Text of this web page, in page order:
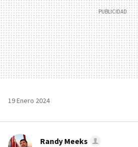
19 Enero 2024
Randy Meeks